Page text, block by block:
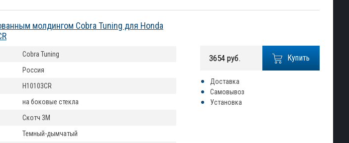
молдингом Cobra Tuning для Honda
Купить
3654 руб.
Доставка
Самовывоз
Установка
Cobra Tuning
Россия
H10103CR
на боковые стекла
Скотч 3М
Темный-дымчатый